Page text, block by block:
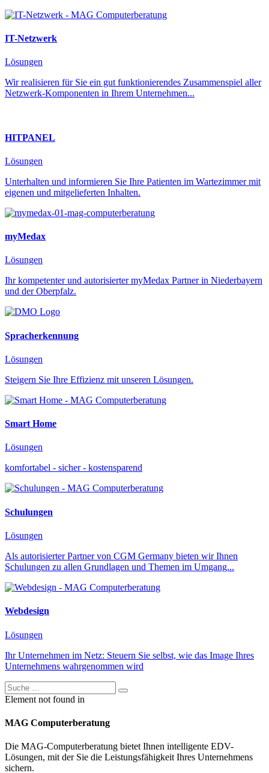
IT-Netzwerk
Lösungen
Wir realisieren für Sie ein gut funktionierendes Zusammenspiel aller
Netzwerk-Komponenten in Ihrem Unternehmen...
HITPANEL
Lösungen
Unterhalten und informieren Sie Ihre Patienten im Wartezimmer mit
eigenen und mitgelieferten Inhalten.
myMedax
Lösungen
Ihr kompetenter und autorisierter myMedax Partner in Niederbayern
und der Oberpfalz.
Spracherkennung
Lösungen
Steigern Sie Ihre Effizienz mit unseren Lösungen.
Smart Home
Lösungen
komfortabel - sicher - kostensparend
Schulungen
Lösungen
Als autorisierter Partner von CGM Germany bieten wir Ihnen
Schulungen zu allen Grundlagen und Themen im Umgang...
Webdesign
Lösungen
Ihr Unternehmen im Netz: Steuern Sie selbst, wie das Image Ihres
Unternehmens wahrgenommen wird
Element not found in
MAG Computerberatung
Die MAG-Computerberatung bietet Ihnen intelligente EDV-
Lösungen, mit der Sie die Leistungsfähigkeit Ihres Unternehmens
sichern.